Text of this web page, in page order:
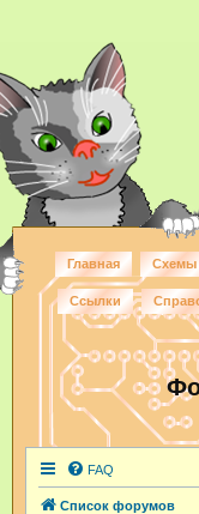
Главная Схемы
Ссылки
FAQ
Список форумов